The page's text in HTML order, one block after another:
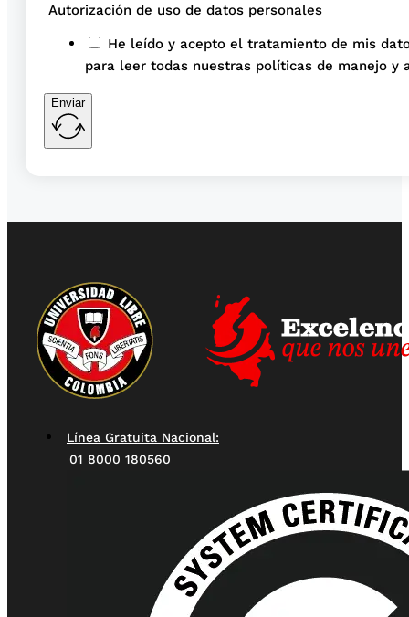
Autorización de uso de datos personales
He leído y acepto el tratamiento de mis
para leer todas nuestras políticas de manejo y
Enviar
Línea Gratuita Nacional:
01 8000 180560